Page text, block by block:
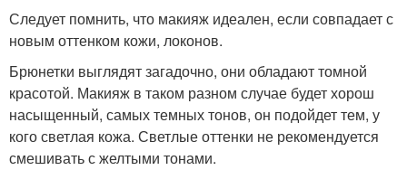
Следует помнить, что макияж идеален, если совпадает с
новым оттенком кожи, локонов.
Брюнетки выглядят загадочно, они обладают томной
красотой. Макияж в таком разном случае будет хорош
насыщенный, самых темных тонов, он подойдет тем, у
кого светлая кожа. Светлые оттенки не рекомендуется
смешивать с желтыми тонами.